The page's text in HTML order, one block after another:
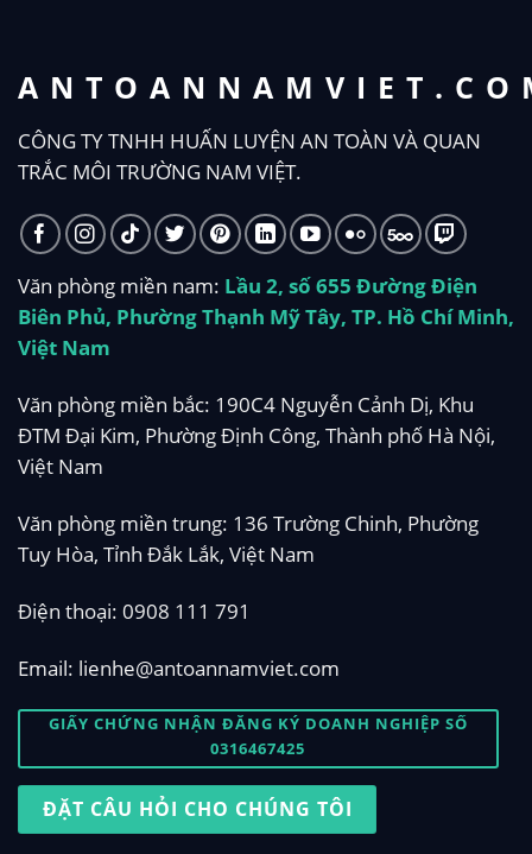
CÔNG TY TNHH HUẤN LUYỆN AN TOÀN VÀ QUAN
TRẮC MÔI TRƯỜNG NAM VIỆT.
Văn phòng miền nam: Lầu 2, số 655 Đường Điện
Biên Phủ, Phường Thạnh Mỹ Tây, TP. Hồ Chí Minh,
Việt Nam
Văn phòng miền bắc: 190C4 Nguyễn Cảnh Dị, Khu
ĐTM Đại Kim, Phường Định Công, Thành phố Hà Nội,
Việt Nam
Văn phòng miền trung: 136 Trường Chinh, Phường
Tuy Hòa, Tỉnh Đắk Lắk, Việt Nam
Điện thoại: 0908 111 791
Email: lienhe@antoannamviet.com
GIẤY CHỨNG NHẬN ĐĂNG KÝ DOANH NGHIỆP SỐ
0316467425
ĐẶT CÂU HỎI CHO CHÚNG TÔI